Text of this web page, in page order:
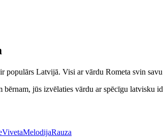
populārs Latvijā. Visi ar vārdu Rometa svin
bērnam, jūs izvēlaties vārdu ar spēcīgu latvisku
VivetaMelodijaRauza